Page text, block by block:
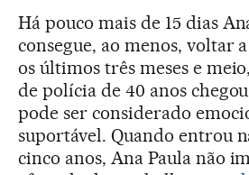
Há pouco mais de 15 dias
consegue, ao menos, voltar
os últimos três meses e
de polícia de 40 anos
pode ser considerado
suportável. Quando entrou
cinco anos, Ana Paula não